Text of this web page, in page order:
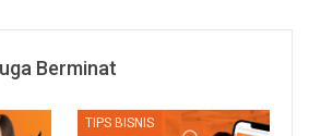
Berminat
TIPS BISNIS